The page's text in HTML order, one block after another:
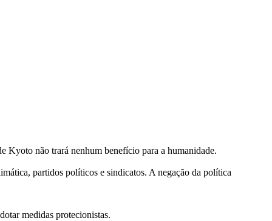
Kyoto não trará nenhum benefício para a humanidade.
partidos políticos e sindicatos. A negação da política
medidas protecionistas.